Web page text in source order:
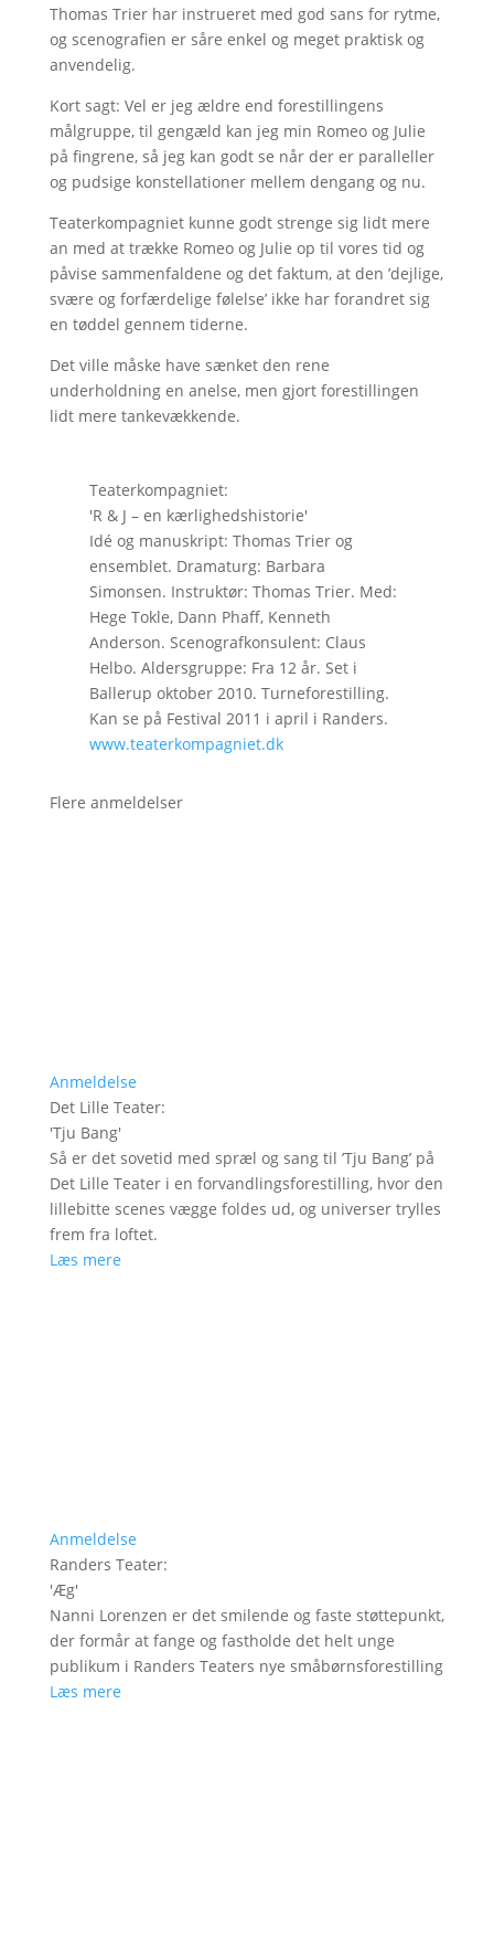
Thomas Trier har instrueret med god sans for rytme,
og scenografien er såre enkel og meget praktisk og
anvendelig.
Kort sagt: Vel er jeg ældre end forestillingens
målgruppe, til gengæld kan jeg min Romeo og Julie
på fingrene, så jeg kan godt se når der er paralleller
og pudsige konstellationer mellem dengang og nu.
Teaterkompagniet kunne godt strenge sig lidt mere
an med at trække Romeo og Julie op til vores tid og
påvise sammenfaldene og det faktum, at den ’dejlige,
svære og forfærdelige følelse’ ikke har forandret sig
en tøddel gennem tiderne.
Det ville måske have sænket den rene
underholdning en anelse, men gjort forestillingen
lidt mere tankevækkende.
Teaterkompagniet:
'R & J – en kærlighedshistorie'
Idé og manuskript: Thomas Trier og
ensemblet. Dramaturg: Barbara
Simonsen. Instruktør: Thomas Trier. Med:
Hege Tokle, Dann Phaff, Kenneth
Anderson. Scenografkonsulent: Claus
Helbo. Aldersgruppe: Fra 12 år. Set i
Ballerup oktober 2010. Turneforestilling.
Kan se på Festival 2011 i april i Randers.
www.teaterkompagniet.dk
Flere anmeldelser
Anmeldelse
Det Lille Teater:
'Tju Bang'
Så er det sovetid med spræl og sang til ’Tju Bang’ på
Det Lille Teater i en forvandlingsforestilling, hvor den
lillebitte scenes vægge foldes ud, og universer trylles
frem fra loftet.
Læs mere
Anmeldelse
Randers Teater:
'Æg'
Nanni Lorenzen er det smilende og faste støttepunkt,
der formår at fange og fastholde det helt unge
publikum i Randers Teaters nye småbørnsforestilling
Læs mere